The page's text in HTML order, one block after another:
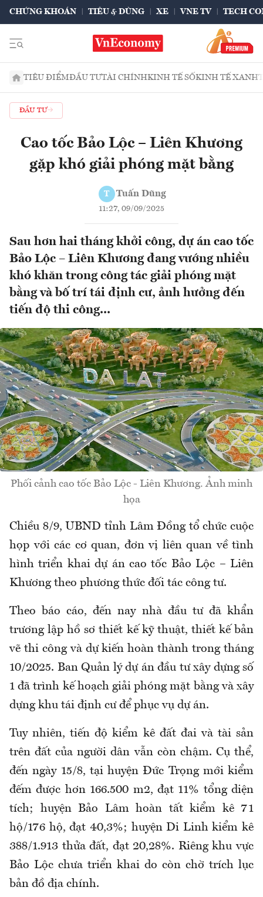
CHỨNG KHOÁN TIÊU & DÙNG XE VNE TV TECH
TIÊU ĐIỂMĐẦU TƯTÀI CHÍNHKINH TẾ SỐKINH TẾ XANH
ĐẦU TƯ
Cao tốc Bảo Lộc – Liên Khương
gặp khó giải phóng mặt bằng
T Tuấn Dũng
11:27, 09/09/2025
Sau hơn hai tháng khởi công, dự án cao tốc
Bảo Lộc – Liên Khương đang vướng nhiều
khó khăn trong công tác giải phóng mặt
bằng và bố trí tái định cư, ảnh hưởng đến
tiến độ thi công...
Phối cảnh cao tốc Bảo Lộc - Liên Khương. Ảnh minh
họa
Chiều 8/9, UBND tỉnh Lâm Đồng tổ chức cuộc
họp với các cơ quan, đơn vị liên quan về tình
hình triển khai dự án cao tốc Bảo Lộc – Liên
Khương theo phương thức đối tác công tư.
Theo báo cáo, đến nay nhà đầu tư đã khẩn
trương lập hồ sơ thiết kế kỹ thuật, thiết kế bản
vẽ thi công và dự kiến hoàn thành trong tháng
10/2025. Ban Quản lý dự án đầu tư xây dựng số
1 đã trình kế hoạch giải phóng mặt bằng và xây
dựng khu tái định cư để phục vụ dự án.
Tuy nhiên, tiến độ kiểm kê đất đai và tài sản
trên đất của người dân vẫn còn chậm. Cụ thể,
đến ngày 15/8, tại huyện Đức Trọng mới kiểm
đếm được hơn 166.500 m2, đạt 11% tổng diện
tích; huyện Bảo Lâm hoàn tất kiểm kê 71
hộ/176 hộ, đạt 40,3%; huyện Di Linh kiểm kê
388/1.913 thửa đất, đạt 20,28%. Riêng khu vực
Bảo Lộc chưa triển khai do còn chờ trích lục
bản đồ địa chính.